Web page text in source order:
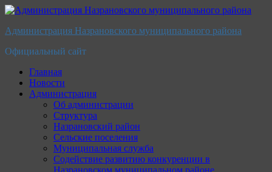
Перейти
содержимому
Администрация Назрановского муниципального района
Официальный сайт
Главная
Новости
Администрация
Об администрации
Структура
Назрановский район
Сельские поселения
Муниципальная служба
Содействие развитию конкуренции в
Назрановском муниципальном районе